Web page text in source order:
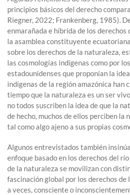
principios básicos del derecho
Riegner, 2022; Frankenberg, 1985).
enmarañada e híbrida de los derechos
la asamblea constituyente
sobre los derechos de la naturaleza,
las cosmologías indígenas como por
estadounidenses que proponían la
indígenas de la región amazónica han
tiempo que la naturaleza es un ser
no todos suscriben la idea de que la
de hecho, muchos de ellos perciben la
tal como algo ajeno a sus propias
Algunos entrevistados también
enfoque basado en los derechos del
de la naturaleza se movilizan con
fascinación global por los derechos
a veces, consciente o